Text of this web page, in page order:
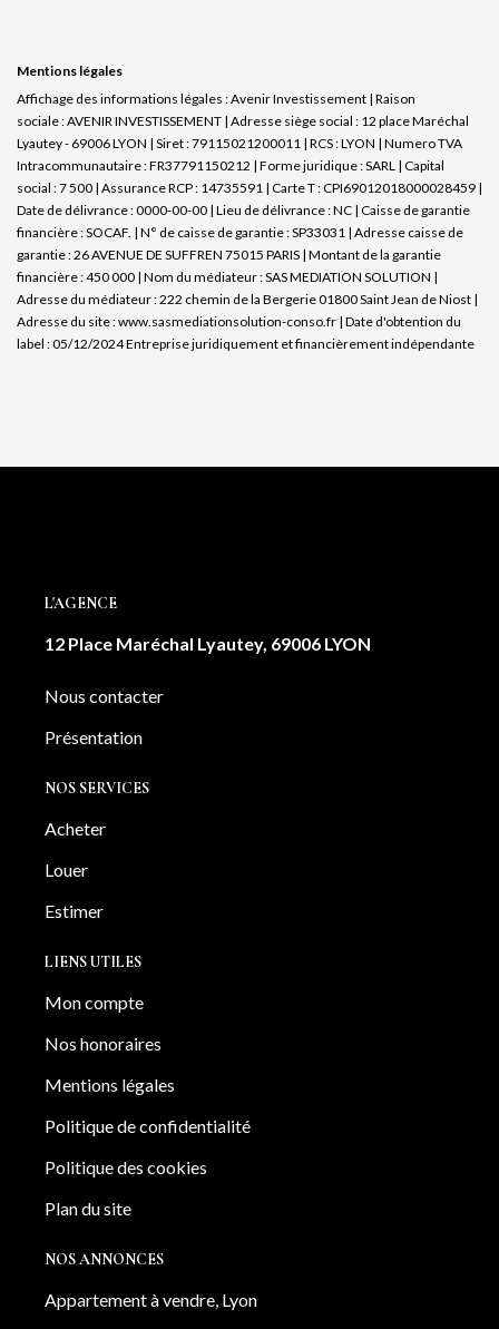
Mentions légales
Affichage des informations légales : Avenir Investissement | Raison
sociale : AVENIR INVESTISSEMENT | Adresse siège social : 12 place Maréchal
Lyautey - 69006 LYON | Siret : 79115021200011 | RCS : LYON | Numero TVA
Intracommunautaire : FR37791150212 | Forme juridique : SARL | Capital
social : 7 500 | Assurance RCP : 14735591 | Carte T : CPI69012018000028459 |
Date de délivrance : 0000-00-00 | Lieu de délivrance : NC | Caisse de garantie
financière : SOCAF. | N° de caisse de garantie : SP33031 | Adresse caisse de
garantie : 26 AVENUE DE SUFFREN 75015 PARIS | Montant de la garantie
financière : 450 000 | Nom du médiateur : SAS MEDIATION SOLUTION |
Adresse du médiateur : 222 chemin de la Bergerie 01800 Saint Jean de Niost |
Adresse du site :www.sasmediationsolution-conso.fr | Date d'obtention du
label : 05/12/2024Entreprise juridiquement et financièrement indépendante
L'AGENCE
12 Place Maréchal Lyautey, 69006 LYON
Nous contacter
Présentation
NOS SERVICES
Acheter
Louer
Estimer
LIENS UTILES
Mon compte
Nos honoraires
Mentions légales
Politique de confidentialité
Politique des cookies
Plan du site
NOS ANNONCES
Appartement à vendre, Lyon